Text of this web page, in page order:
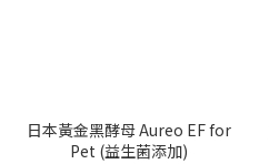
日本黃金黑酵母 Aureo EF for
Pet (益生菌添加)